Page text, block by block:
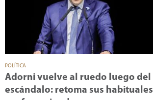
POLÍTICA
Adorni vuelve al ruedo luego del
escándalo: retoma sus habituales